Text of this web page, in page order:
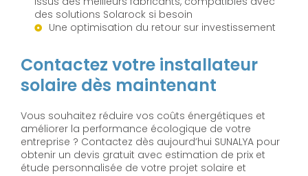
des solutions Solarock si besoin
Une optimisation du retour sur investissement
Contactez votre installateur
solaire dès maintenant
Vous souhaitez réduire vos coûts énergétiques et
améliorer la performance écologique de votre
entreprise ? Contactez dès aujourd’hui SUNALYA pour
obtenir un devis gratuit avec estimation de prix et
étude personnalisée de votre projet solaire et